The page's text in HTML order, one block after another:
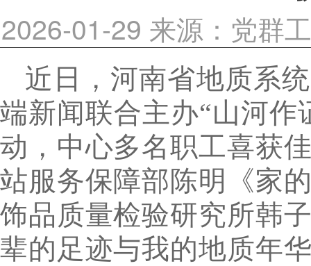
2026-01-29 来源：党群
近日，河南省地质系
端新闻联合主办“山河作
动，中心多名职工喜获
站服务保障部陈明《家
饰品质量检验研究所韩
辈的足迹与我的地质年